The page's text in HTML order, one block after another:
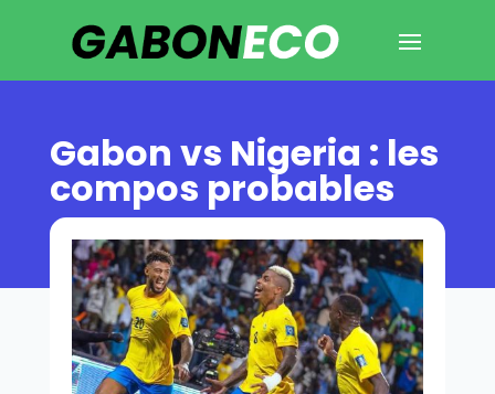
Gabon vs Nigeria : les
compos probables